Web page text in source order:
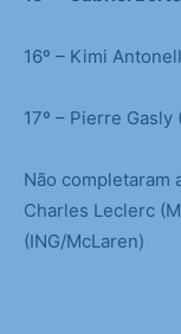
16º – Kimi
17º – Pierre
Não completaram
Charles Leclerc
(ING/McLaren)